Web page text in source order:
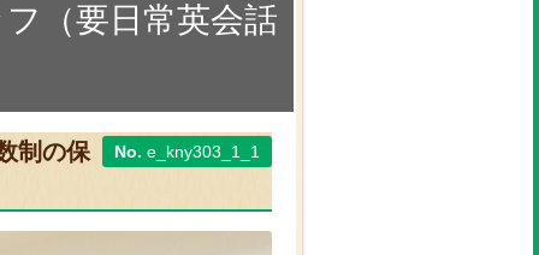
（要日常英会話
e_kny303_1_1
制の保